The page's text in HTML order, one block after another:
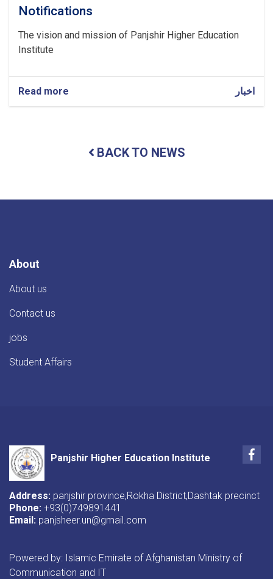
Notifications
The vision and mission of Panjshir Higher Education
Institute
Read more اخبار
BACK TO NEWS
About
About us
Contact us
jobs
Student Affairs
Panjshir Higher Education Institute
Address: panjshir province,Rokha District,Dashtak precinct
Phone: +93(0)749891441
Email: panjsheer.un@gmail.com
Powered by: Islamic Emirate of Afghanistan Ministry of
Communication and IT